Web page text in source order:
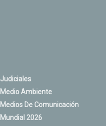
Judiciales
Medio Ambiente
Medios De Comunicación
Mundial 2026